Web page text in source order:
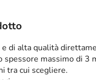
e di alta qualità
spessore massimo di 3
tra cui scegliere.